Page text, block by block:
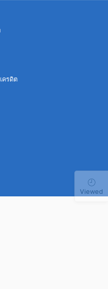
ครดิต
Viewed